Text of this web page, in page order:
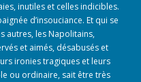
inutiles et celles indicibles.
d’insouciance. Et qui se
autres, les Napolitains,
et aimés, désabusés et
ironies tragiques et leurs
ou ordinaire, sait être très